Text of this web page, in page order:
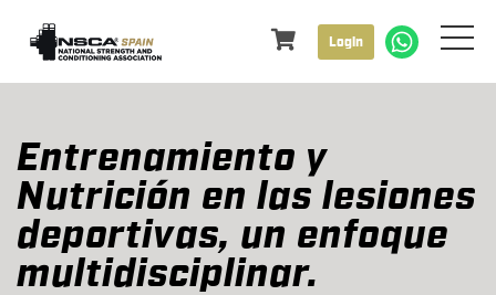
Login
Entrenamiento y
Nutrición en las lesiones
deportivas, un enfoque
multidisciplinar.